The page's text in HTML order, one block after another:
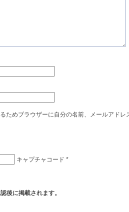
ためブラウザーに自分の名前、メールアドレ
キャプチャコード *
後に掲載されます。